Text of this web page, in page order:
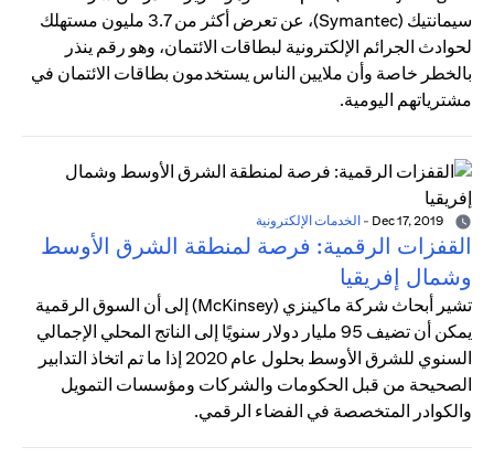
سيمانتيك (Symantec)، عن تعرض أكثر من 3.7 مليون مستهلك
لحوادث الجرائم الإلكترونية لبطاقات الائتمان، وهو رقم ينذر
بالخطر خاصة وأن ملايين الناس يستخدمون بطاقات الائتمان في
مشترياتهم اليومية.
- الخدمات الإلكترونية
القفزات الرقمية: فرصة لمنطقة الشرق الأوسط
وشمال إفريقيا
تشير أبحاث شركة ماكينزي (McKinsey) إلى أن السوق الرقمية
يمكن أن تضيف 95 مليار دولار سنويًا إلى الناتج المحلي الإجمالي
السنوي للشرق الأوسط بحلول عام 2020 إذا ما تم اتخاذ التدابير
الصحيحة من قبل الحكومات والشركات ومؤسسات التمويل
والكوادر المتخصصة في الفضاء الرقمي.